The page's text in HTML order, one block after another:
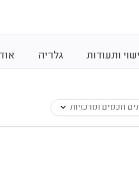
ותעודות גלריה
חכמים ומרכזיות